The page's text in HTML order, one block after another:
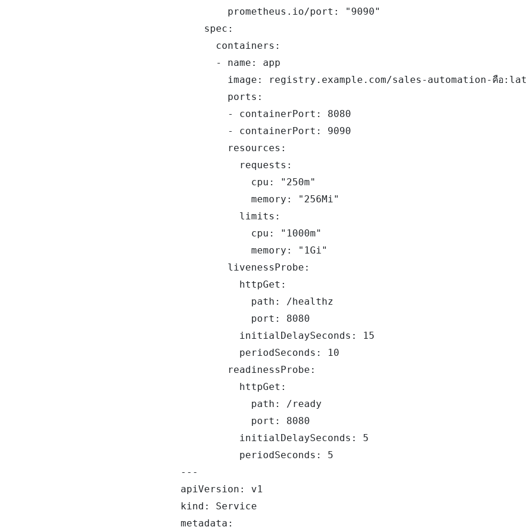
        prometheus.io/port: "9090"
    spec:
      containers:
      - name: app
image: registry.example.com/sales-automation-คือ
        ports:
        - containerPort: 8080
        - containerPort: 9090
        resources:
          requests:
            cpu: "250m"
            memory: "256Mi"
          limits:
            cpu: "1000m"
            memory: "1Gi"
        livenessProbe:
          httpGet:
            path: /healthz
            port: 8080
          initialDelaySeconds: 15
          periodSeconds: 10
        readinessProbe:
          httpGet:
            path: /ready
            port: 8080
          initialDelaySeconds: 5
          periodSeconds: 5
---
apiVersion: v1
kind: Service
metadata: